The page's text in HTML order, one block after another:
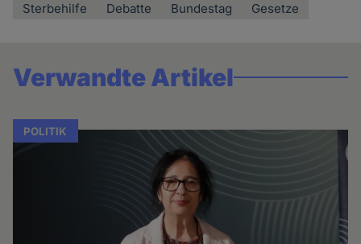
Sterbehilfe Debatte Bundestag Gesetze
Verwandte Artikel
POLITIK